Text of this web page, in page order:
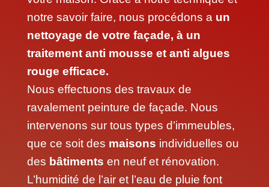
notre savoir faire, nous procédons a un
nettoyage de votre façade, à un
traitement anti mousse et anti algues
rouge efficace.
Nous effectuons des travaux de
ravalement peinture de façade. Nous
intervenons sur tous types d’immeubles,
que ce soit des maisons individuelles ou
des bâtiments en neuf et rénovation.
L’humidité de l’air et l’eau de pluie font